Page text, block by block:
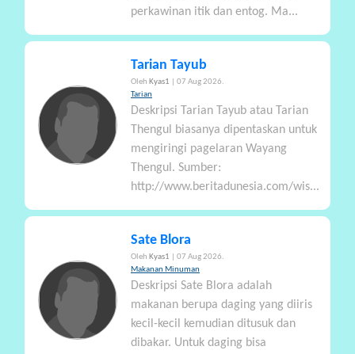
perkawinan itik dan entog. Ma...
Tarian Tayub
Oleh Kyas1
| 07 Aug 2026.
Tarian
Deskripsi Tarian Tayub atau Tarian
Thengul biasanya dipentaskan untuk
mengiringi pagelaran Wayang
Thengul. Sumber:
http://www.beritadunesia.com/wis...
Sate Blora
Oleh Kyas1
| 07 Aug 2026.
Makanan Minuman
Deskripsi Sate Blora adalah
makanan berupa daging yang diiris
kecil-kecil kemudian ditusuk dan
dibakar. Untuk daging bisa